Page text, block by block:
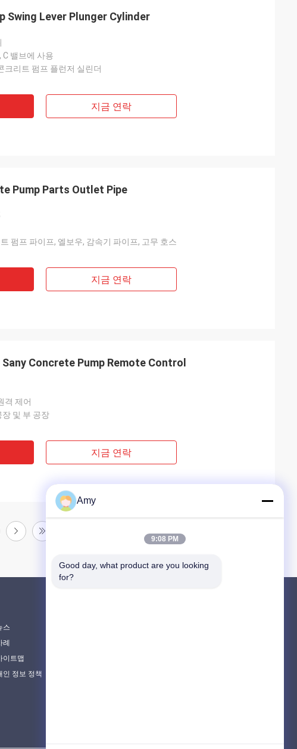
Swing Lever Plunger Cylinder
C 밸브에 사용
크리트 펌프 플런저 실린더
지금 연락
Pump Parts Outlet Pipe
펌프 파이프, 엘보우, 감속기 파이프, 고무 호스
지금 연락
Concrete Pump Remote Control
격 제어
장 및 부 공장
지금 연락
스
례
이트맵
인 정보 정책
Amy
9:08 PM
Good day, what product are you looking
for?